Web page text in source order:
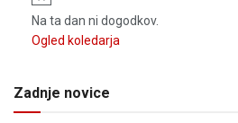
Na ta dan ni dogodkov.
Ogled koledarja
Zadnje novice